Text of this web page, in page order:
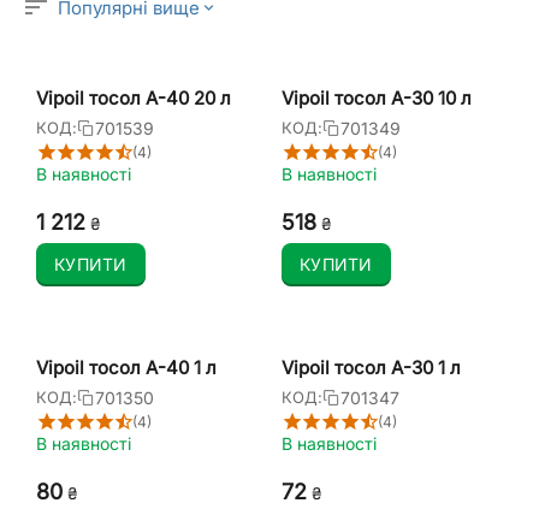
Популярні вище
Vipoil тосол А-40 20 л
КОД: 701539
(4)
В наявності
1 212 ₴
КУПИТИ
Vipoil тосол А-30 10 л
КОД: 701349
(4)
В наявності
‍518‍ ₴
КУПИТИ
Vipoil тосол А-40 1 л
КОД: 701350
(4)
В наявності
‍80‍ ₴
Vipoil тосол А-30 1 л
КОД: 701347
(4)
В наявності
‍72‍ ₴